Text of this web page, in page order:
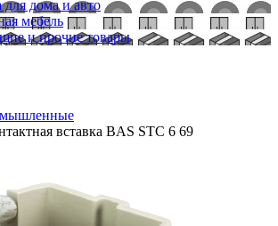
дома и авто
мебель
и прочие товары
вставка BAS STC 6 69